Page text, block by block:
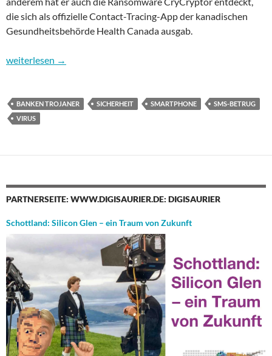
die sich als offizielle Contact-Tracing-App der kanadischen
Gesundheitsbehörde Health Canada ausgab.
Sicherheit im Internet – Teil 12: Das Smartphone,
weiterlesen →
BANKEN TROJANER SICHERHEIT SMARTPHONE
SMS-BETRUG
VIRUS
PARTNERSEITE: WWW.DIGISAURIER.DE: DIGISAURIER
Schottland: Silicon Glen – ein Traum von Zukunft